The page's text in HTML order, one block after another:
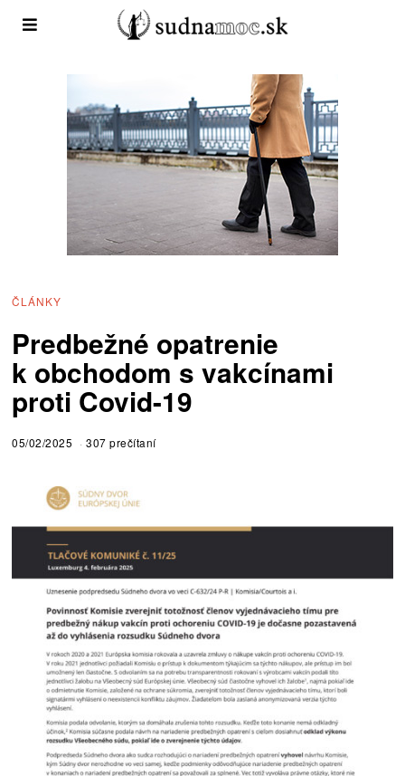
ČLÁNKY
Predbežné opatrenie
k obchodom s vakcínami
proti Covid-19
05/02/2025 307 prečítaní